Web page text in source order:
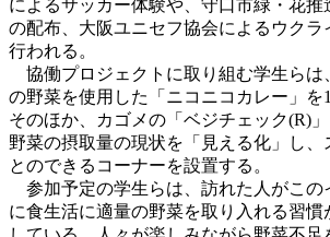
によるサッカー体験や、守口市緑・花
の配布、大阪ユニセフ協会によるウクラ
行われる。
協働プロジェクトに取り組む学生らは
の野菜を使用した「ニコニコカレー」を
そのほか、カゴメの「ベジチェック(R)
野菜の摂取量の現状を「見える化」し、
とのできるコーナーを設置する。
参加予定の学生らは、訪れた人がこの
に食生活に適量の野菜を取り入れる習